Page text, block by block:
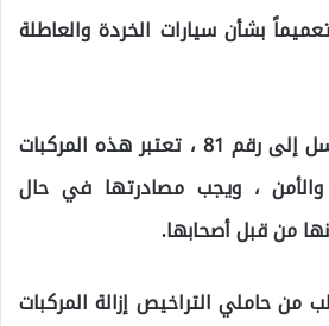
بشأن سيارات الخردة والعاطلة
وفقا للتعميم الذي أرسل إلى رقم 81 ، تعتبر هذه المركبات
والأمن ، ويجب مصادرتها في حال
من قبل أصحابها.
حاملي التراخيص إزالة المركبات